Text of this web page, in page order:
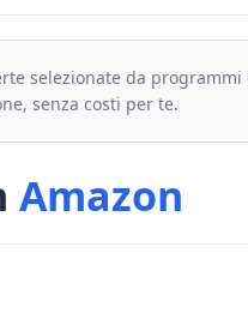
selezionate da
senza costi per te.
Amazon